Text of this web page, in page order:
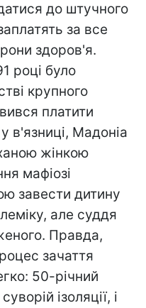
до штучного
за все
здоров'я.
році було
крупного
платити
в'язниці, Мадоніа
жінкою
мафіозі
завести дитину
але суддя
Правда,
зачаття
50-річний
ізоляції, і